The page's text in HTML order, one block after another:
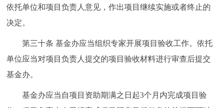
依托单位和项目负责人意见，作出项目继续实施或者终止的
决定。
第三十条 基金办应当组织专家开展项目验收工作。依托
单位应当对项目负责人提交的项目验收材料进行审查后提交
基金办。
基金办应当自项目资助期满之日起3个月内完成项目验